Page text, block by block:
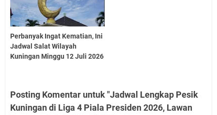
Perbanyak Ingat Kematian, Ini
Jadwal Salat Wilayah
Kuningan Minggu 12 Juli 2026
Posting Komentar untuk "Jadwal Lengkap Pesik
Kuningan di Liga 4 Piala Presiden 2026, Lawan